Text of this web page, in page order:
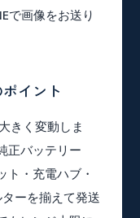
で画像をお送り
イント
きく変動しま
正バッテリー
ト・充電ハブ・
ーを揃えて発送